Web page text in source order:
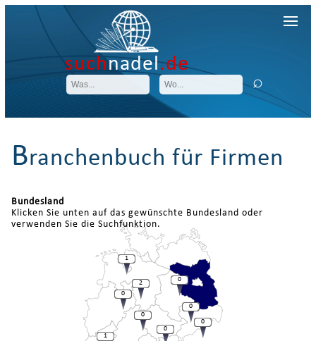
suchnadel.de
Branchenbuch für Firmen
Bundesland
Klicken Sie unten auf das gewünschte Bundesland oder
verwenden Sie die Suchfunktion.
0
1
0
0
0
2
1
0
0